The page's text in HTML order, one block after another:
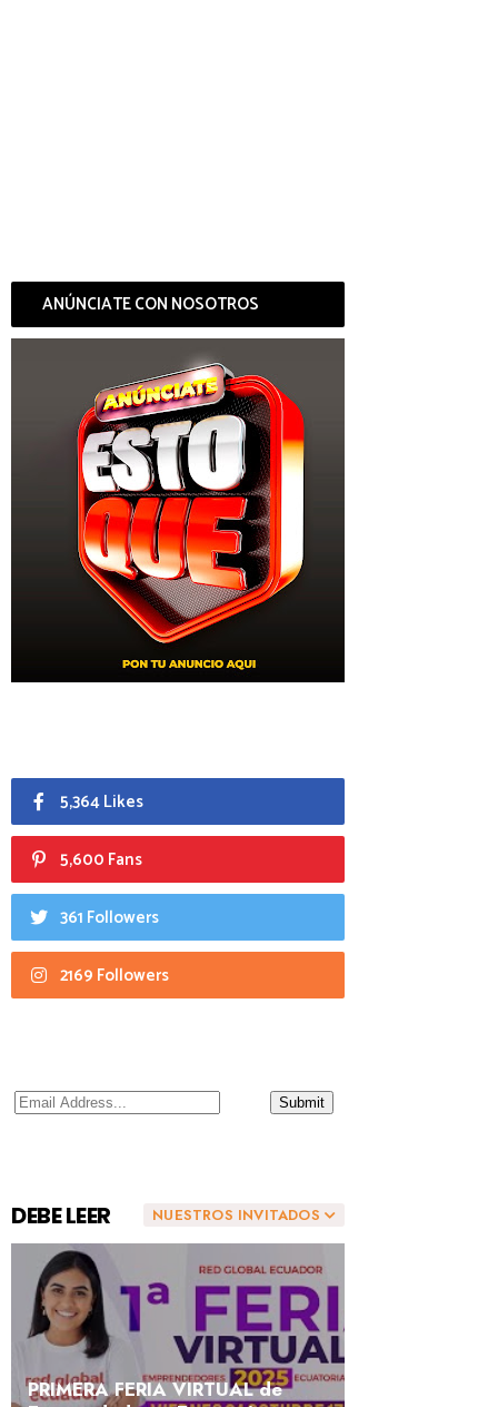
ANÚNCIATE CON NOSOTROS
5,364 Likes
5,600 Fans
361 Followers
2169 Followers
NUESTROS INVITADOS
DEBE LEER
PRIMERA FERIA VIRTUAL de